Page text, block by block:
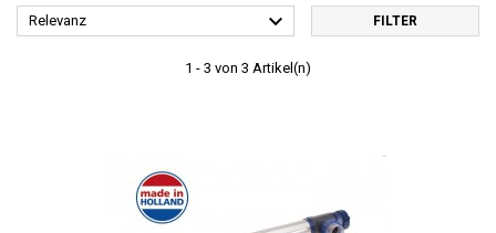
Relevanz  FILTER
1 - 3 von 3 Artikel(n)